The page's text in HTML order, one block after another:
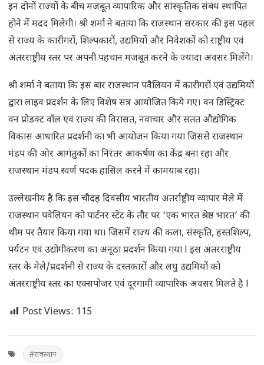
इन दोनों राज्यों के बीच मजबूत व्यापारिक और सांस्कृतिक संबंध स्थापित
होने में मदद मिलेगी। श्री शर्मा ने बताया कि राजस्थान सरकार की इस पहल
से राज्य के कारीगरों, शिल्पकारों, उ‌द्यमियों और निवेशकों को राष्ट्रीय एवं
अंतरराष्ट्रीय स्तर पर अपनी पहचान मजबूत करने के ज्यादा अवसर मिलेंगे।
श्री शर्मा ने बताया कि इस बार राजस्थान पवैलियन में कारीगरों एवं उ‌द्यमियों
‌द्वारा लाइव प्रदर्शन के लिए विशेष सत्र आयोजित किये गए। वन डिस्ट्रिक्ट
वन प्रोडक्ट वॉल एवं राज्य की विरासत, नवाचार और सतत औ‌द्योगिक
विकास आधारित प्रदर्शनी का भी आयोजन किया गया जिससे राजस्थान
मंडप की ओर आगंतुकों का निरंतर आकर्षण का केंद्र बना रहा और
राजस्थान मंडप स्वर्ण पदक हासिल करने में कामयाब रहा।
उल्लेखनीय है कि इस चौदह दिवसीय भारतीय अंतर्राष्ट्रीय व्यापार मेले में
राजस्थान पवेलियन को पार्टनर स्टेट के तौर पर ‘एक भारत श्रेष्ठ भारत’ की
थीम पर तैयार किया गया था। जिसमें राज्य की कला, संस्कृति, हस्तशिल्प,
पर्यटन एवं उद्योगीकरण का अनूठा प्रदर्शन किया गया l इस अंतरराष्ट्रीय
स्तर के मेले/प्रदर्शनी से राज्य के दस्तकारों और लघु उद्यमियों को
अंतरराष्ट्रीय स्तर का एक्सपोजर एवं दूरगामी व्यापारिक अवसर मिलते है l
Post Views: 115
#राजस्थान